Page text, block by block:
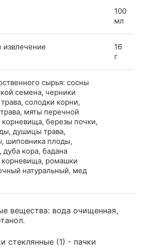
100
мл
извлечение
16
г
сырья: сосны
семена, черники
солодки корни,
мяты перечной
корневища, березы почки,
душицы трава,
шиповника плоды,
кора, бадана
ромашки
натуральный, мед
вещества: вода очищенная,
стеклянные (1) - пачки